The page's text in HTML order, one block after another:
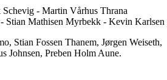
- Martin Vårhus Thrana
Stian Mathisen Myrbekk - Kevin Karlsen
Stian Fossen Thanem, Jørgen Weiseth,
Johnsen, Preben Holm Aune.